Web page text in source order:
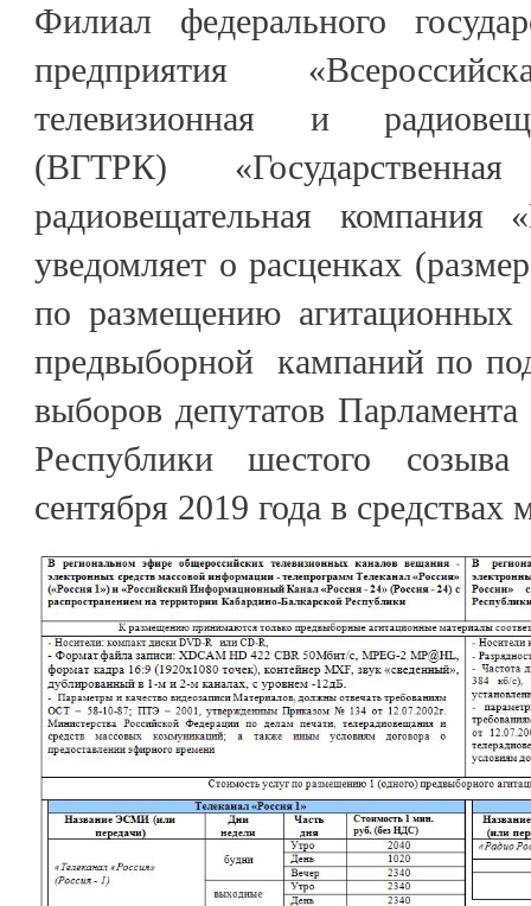
Филиал федерального
предприятия
телевизионная и
(ВГТРК)
радиовещательная компания
уведомляет о расценках
по размещению агитационных
предвыборной кампаний по
выборов депутатов
Республики шестого
сентября 2019 года в